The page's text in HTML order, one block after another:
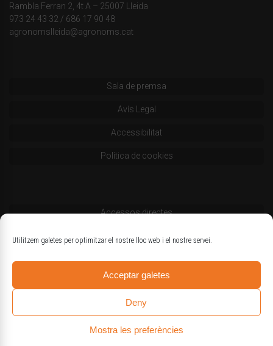
Utilitzem galetes per optimitzar el nostre lloc web i el nostre servei.
Acceptar galetes
Deny
Mostra les preferències
Rambla Ferran 2, 4t A – 25007 Lleida
973 24 43 32 / 686 17 90 48
agronomslleida@agronoms.cat
Sala de premsa
Avís Legal
Accessibilitat
Política de cookies
Accessos directes
Codi deontològic
Logotips oficials